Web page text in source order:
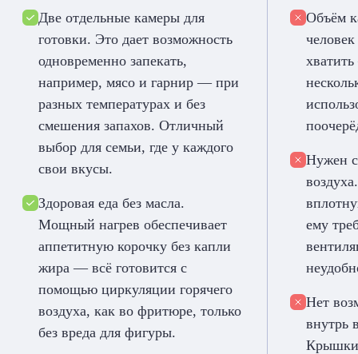
Две отдельные камеры для
готовки. Это дает возможность
одновременно запекать,
например, мясо и гарнир — при
разных температурах и без
смешения запахов. Отличный
выбор для семьи, где у каждого
свои вкусы.
Здоровая еда без масла.
Мощный нагрев обеспечивает
аппетитную корочку без капли
жира — всё готовится с
помощью циркуляции горячего
воздуха, как во фритюре, только
без вреда для фигуры.
Объём
Нужен
ему
Нет
внутрь
Крышки